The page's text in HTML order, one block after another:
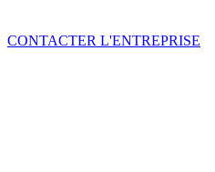
CONTACTER L'ENTREPRISE